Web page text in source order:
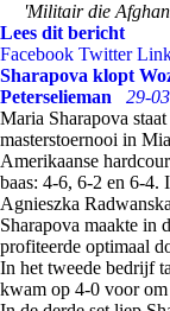
'Militair die
Lees dit bericht
Facebook Twitter
Sharapova klopt
Peterselieman
29-
Maria Sharapova
masterstoernooi in
Amerikaanse
baas: 4-6, 6-2 en 6-
Agnieszka
Sharapova maakte in
profiteerde optimaal
In het tweede bedrijf
kwam op 4-0 voor